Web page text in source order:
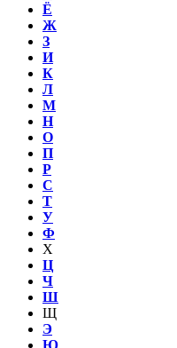
Ё
Ж
З
И
К
Л
М
Н
О
П
Р
С
Т
У
Ф
Х
Ц
Ч
Ш
Щ
Э
Ю